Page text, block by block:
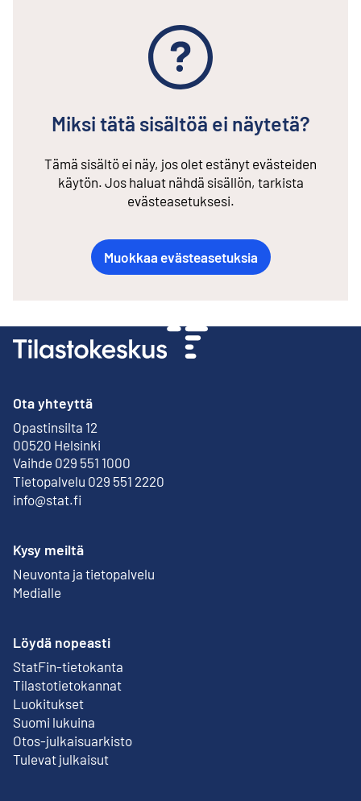
Miksi tätä sisältöä ei näytetä?
Tämä sisältö ei näy, jos olet estänyt evästeiden
käytön. Jos haluat nähdä sisällön, tarkista
evästeasetuksesi.
Muokkaa evästeasetuksia
Ota yhteyttä
Opastinsilta 12
00520 Helsinki
Ulkoinen linkki
Vaihde 029 551 1000
Tietopalvelu 029 551 2220
info@stat.fi
Kysy meiltä
Neuvonta ja tietopalvelu
Medialle
Löydä nopeasti
StatFin-tietokanta
Ulkoinen linkki
Tilastotietokannat
Luokitukset
Suomi lukuina
Otos-julkaisuarkisto
Ulkoinen linkki
Tulevat julkaisut